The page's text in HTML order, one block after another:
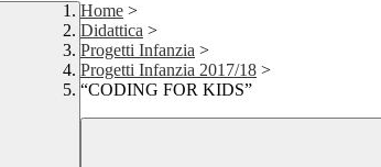
Home >
Didattica >
Progetti Infanzia >
Progetti Infanzia 2017/18 >
“CODING FOR KIDS”